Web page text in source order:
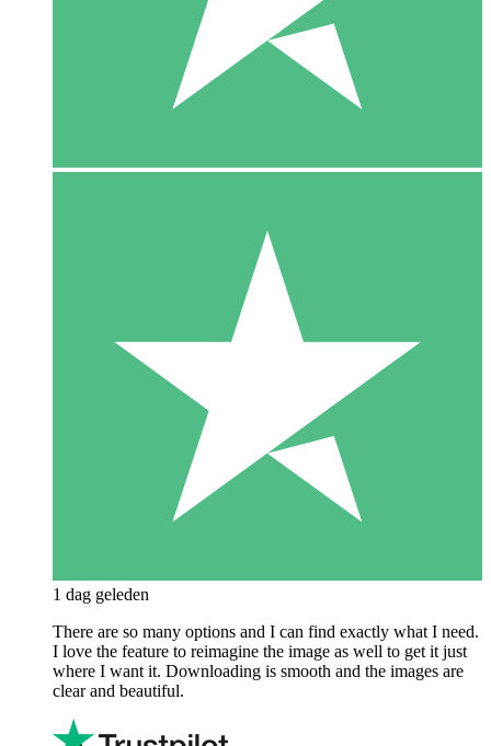
1 dag geleden
There are so many options and I can find exactly what I need.
I love the feature to reimagine the image as well to get it just
where I want it. Downloading is smooth and the images are
clear and beautiful.